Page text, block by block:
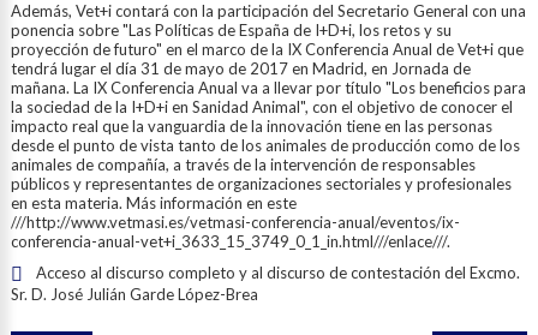
Además, Vet+i contará con la participación del Secretario General con una
ponencia sobre "Las Políticas de España de I+D+i, los retos y su
proyección de futuro" en el marco de la IX Conferencia Anual de Vet+i que
tendrá lugar el día 31 de mayo de 2017 en Madrid, en Jornada de
mañana. La IX Conferencia Anual va a llevar por título "Los beneficios para
la sociedad de la I+D+i en Sanidad Animal", con el objetivo de conocer el
impacto real que la vanguardia de la innovación tiene en las personas
desde el punto de vista tanto de los animales de producción como de los
animales de compañía, a través de la intervención de responsables
públicos y representantes de organizaciones sectoriales y profesionales
en esta materia. Más información en este
///http://www.vetmasi.es/vetmasi-conferencia-anual/eventos/ix-
conferencia-anual-vet+i_3633_15_3749_0_1_in.html///enlace///.
Acceso al discurso completo y al discurso de contestación del Excmo.
Sr. D. José Julián Garde López-Brea